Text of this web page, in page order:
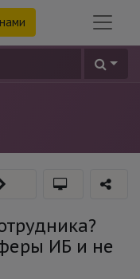
ИБ и не